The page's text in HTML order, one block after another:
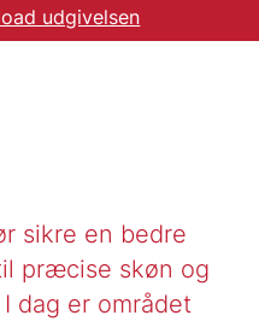
udgivelsen
sikre en bedre
præcise skøn og
dag er området